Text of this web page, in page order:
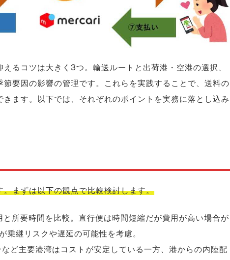
るコツは大きく3つ。輸送ルートと出荷港・空港の選択、
要因の影響の管理です。これらを実践することで、送料の
ます。以下では、それぞれのポイントを実務に落とし込み
まずは以下の観点で比較検討します。
所要時間を比較。直行便は時間短縮だが費用が高い場合が
乗継リスクや遅延の可能性を考慮。
ど主要港湾はコストが安定している一方、港からの内陸配